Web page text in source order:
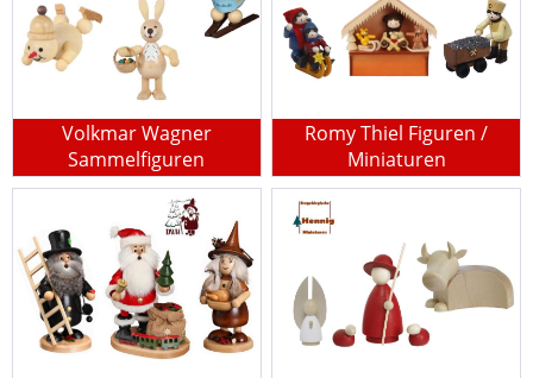
Volkmar Wagner
Sammelfiguren
Romy Thiel Figuren /
Miniaturen